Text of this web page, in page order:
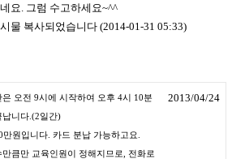
요. 그럼 수고하세요~^^
물 복사되었습니다 (2014-01-31 05:33)
은 오전 9시에 시작하여 오후 4시 10분
납니다.(2일간)
만원입니다. 카드 분납 가능하고요.
만큼만 교육인원이 정해지므로, 전화로
2013/04/24